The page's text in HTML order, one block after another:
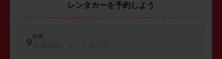
レンタカーを予約しよう
出発